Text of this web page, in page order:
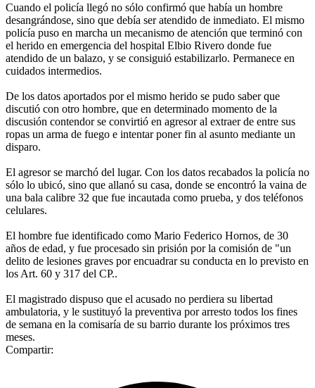
Cuando el policía llegó no sólo confirmó que había un hombre
desangrándose, sino que debía ser atendido de inmediato. El mismo
policía puso en marcha un mecanismo de atención que terminó con
el herido en emergencia del hospital Elbio Rivero donde fue
atendido de un balazo, y se consiguió estabilizarlo. Permanece en
cuidados intermedios.
De los datos aportados por el mismo herido se pudo saber que
discutió con otro hombre, que en determinado momento de la
discusión contendor se convirtió en agresor al extraer de entre sus
ropas un arma de fuego e intentar poner fin al asunto mediante un
disparo.
El agresor se marchó del lugar. Con los datos recabados la policía no
sólo lo ubicó, sino que allanó su casa, donde se encontró la vaina de
una bala calibre 32 que fue incautada como prueba, y dos teléfonos
celulares.
El hombre fue identificado como Mario Federico Hornos, de 30
años de edad, y fue procesado sin prisión por la comisión de "un
delito de lesiones graves por encuadrar su conducta en lo previsto en
los Art. 60 y 317 del CP..
El magistrado dispuso que el acusado no perdiera su libertad
ambulatoria, y le sustituyó la preventiva por arresto todos los fines
de semana en la comisaría de su barrio durante los próximos tres
meses.
Compartir: